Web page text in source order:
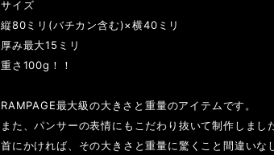
サイズ
縦80ミリ(バチカン含む)×横40ミリ
厚み最大15ミリ
重さ100g！！
RAMPAGE最大級の大きさと重量のアイテムです。
また、パンサーの表情にもこだわり抜いて制作しまし
首にかければ、その大きさと重量に驚くこと間違いな